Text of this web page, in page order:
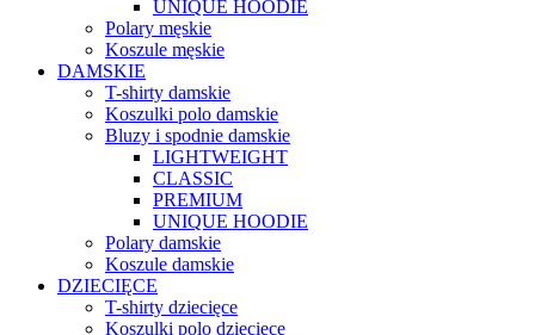
UNIQUE HOODIE
Polary męskie
Koszule męskie
DAMSKIE
T-shirty damskie
Koszulki polo damskie
Bluzy i spodnie damskie
LIGHTWEIGHT
CLASSIC
PREMIUM
UNIQUE HOODIE
Polary damskie
Koszule damskie
DZIECIĘCE
T-shirty dziecięce
Koszulki polo dziecięce